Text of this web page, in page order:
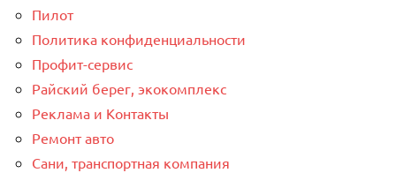
Пилот
Политика конфиденциальности
Профит-сервис
Райский берег, экокомплекс
Реклама и Контакты
Ремонт авто
Сани, транспортная компания